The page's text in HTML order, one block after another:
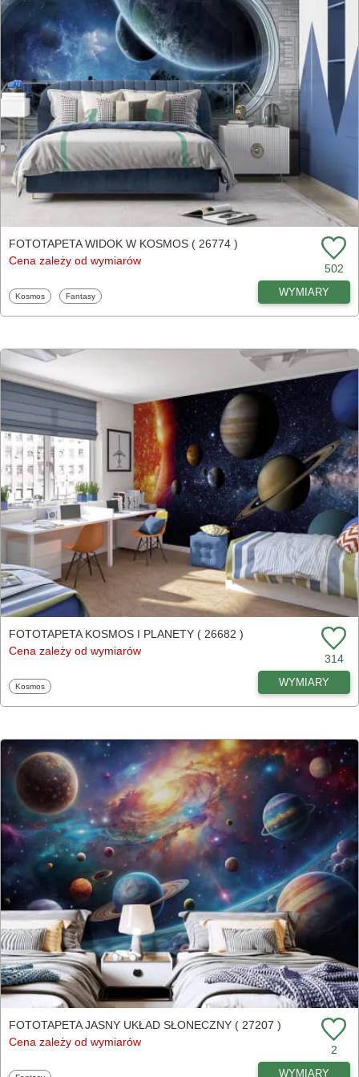
FOTOTAPETA WIDOK W KOSMOS ( 26774 )
Cena zależy od wymiarów
502
Fototapety
Kosmos Fototapety
Fantasy WYMIARY
FOTOTAPETA KOSMOS I PLANETY ( 26682 )
Cena zależy od wymiarów
314
Fototapety
Kosmos WYMIARY
FOTOTAPETA JASNY UKŁAD SŁONECZNY ( 27207 )
Cena zależy od wymiarów
2
WYMIARY